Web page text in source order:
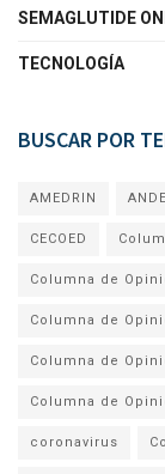
SEMAGLUTIDE
TECNOLOGÍA
BUSCAR POR
AMEDRIN ANDE
CECOED
Columna de
Columna de
Columna de
Columna de
coronavirus